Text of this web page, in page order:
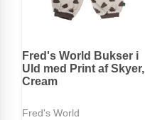
Fred's World Bukser i
Uld med Print af Skyer,
Cream
Fred's World